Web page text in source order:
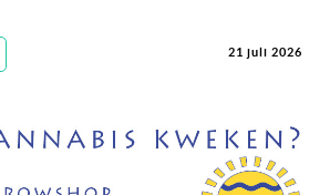
21 juli 2026